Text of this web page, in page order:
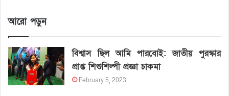
আরো পড়ুন
বিশ্বাস ছিল আমি পারবোই: জাতীয় পুরস্কার
প্রাপ্ত শিশুশিল্পী প্রজ্ঞা চাকমা
February 5, 2023